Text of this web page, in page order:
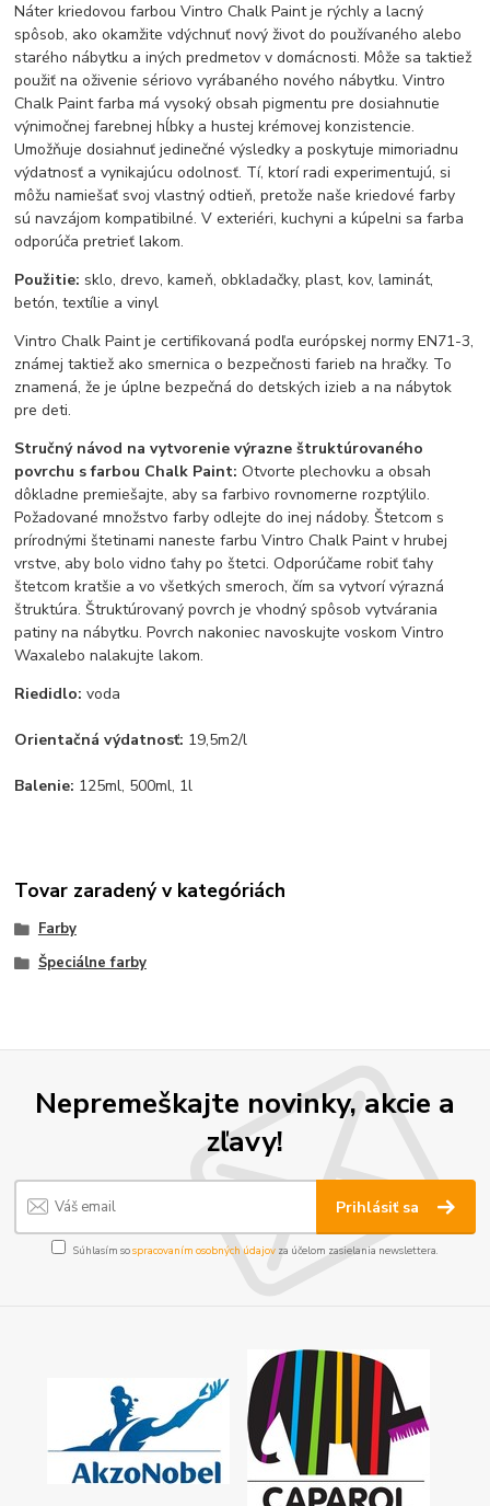
Náter kriedovou farbou Vintro Chalk Paint je rýchly a lacný
spôsob, ako okamžite vdýchnuť nový život do používaného alebo
starého nábytku a iných predmetov v domácnosti. Môže sa taktiež
použiť na oživenie sériovo vyrábaného nového nábytku. Vintro
Chalk Paint farba má vysoký obsah pigmentu pre dosiahnutie
výnimočnej farebnej hĺbky a hustej krémovej konzistencie.
Umožňuje dosiahnuť jedinečné výsledky a poskytuje mimoriadnu
výdatnosť a vynikajúcu odolnosť. Tí, ktorí radi experimentujú, si
môžu namiešať svoj vlastný odtieň, pretože naše kriedové farby
sú navzájom kompatibilné. V exteriéri, kuchyni a kúpelni sa farba
odporúča pretrieť lakom.
Použitie: sklo, drevo, kameň, obkladačky, plast, kov, laminát,
betón, textílie a vinyl
Vintro Chalk Paint je certifikovaná podľa európskej normy EN71-3,
známej taktiež ako smernica o bezpečnosti farieb na hračky. To
znamená, že je úplne bezpečná do detských izieb a na nábytok
pre deti.
Stručný návod na vytvorenie výrazne štruktúrovaného
povrchu s farbou Chalk Paint:Otvorte plechovku a obsah
dôkladne premiešajte, aby sa farbivo rovnomerne rozptýlilo.
Požadované množstvo farby odlejte do inej nádoby. Štetcom s
prírodnými štetinami naneste farbu Vintro Chalk Paint v hrubej
vrstve, aby bolo vidno ťahy po štetci. Odporúčame robiť ťahy
štetcom kratšie a vo všetkých smeroch, čím sa vytvorí výrazná
štruktúra. Štruktúrovaný povrch je vhodný spôsob vytvárania
patiny na nábytku. Povrch nakoniec navoskujte voskomVintro
Waxalebo nalakujte lakom.
Riedidlo:voda
Orientačná výdatnosť: 19,5m2/l
Balenie: 125ml, 500ml, 1l
Tovar zaradený v kategóriách
Farby
Špeciálne farby
Nepremeškajte novinky, akcie a
zľavy!
Prihlásiť sa
Súhlasím sospracovaním osobných údajov za účelom zasielania newslettera.